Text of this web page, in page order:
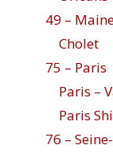
49 –
Cholet
75 – Paris
Paris –
Paris
76 –